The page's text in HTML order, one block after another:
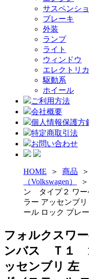
サスペンシ
ブレーキ
外装
ランプ
ライト
ウィンドウ
エレクトリ
駆動系
ホイール
ご利用方法
会社概要
個人情報保護方
特定商取引法
お問い合わせ
HOME ＞ 商品 ＞
（Volkswagen）
＞
ン タイプ２ ワ
ラー アッセンブ
ール ロック プレ
フォルクスワ
ンバス Ｔ１
ッセンブリ 左